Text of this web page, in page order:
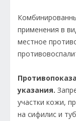
применения в
местное
указания.
участки кожи,
на сифилис и